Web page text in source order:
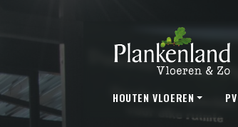
HOUTEN VLOEREN